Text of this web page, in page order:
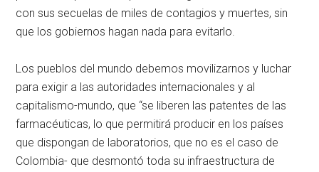
con sus secuelas de miles de contagios y muertes, sin
que los gobiernos hagan nada para evitarlo.
Los pueblos del mundo debemos movilizarnos y luchar
para exigir a las autoridades internacionales y al
capitalismo-mundo, que “se liberen las patentes de las
farmacéuticas, lo que permitirá producir en los países
que dispongan de laboratorios, que no es el caso de
Colombia- que desmontó toda su infraestructura de